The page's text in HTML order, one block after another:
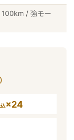
100km / 強モー
×24